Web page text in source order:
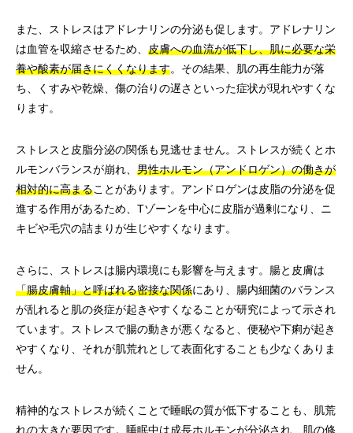
また、ストレスはアドレナリンの分泌も促します。アドレナリン
は血管を収縮させるため、 皮膚への血流が低下し、肌に必要な栄
養や酸素が届きにくくなります。その結果、肌の再生能力が落
ち、くすみや乾燥、傷の治りの遅さといった症状が現れやすくな
ります。
ストレスと皮脂分泌の関係も見逃せません。ストレスが続くとホ
ルモンバランスが崩れ、 男性ホルモン（アンドロゲン）の働きが
相対的に高まることがあります。アンドロゲンは皮脂の分泌を促
進する作用があるため、Tゾーンを中心に皮脂が過剰になり、ニ
キビや毛穴の詰まりが生じやすくなります。
さらに、ストレスは腸内環境にも影響を与えます。腸と皮膚は
「腸皮膚軸」と呼ばれる密接な関係にあり、腸内細菌のバランス
が乱れると肌の炎症が起きやすくなることが研究によって示され
ています。ストレスで腸の動きが悪くなると、便秘や下痢が起き
やすくなり、それが肌荒れとして表面化することも少なくありま
せん。
精神的なストレスが続くことで睡眠の質が低下することも、肌荒
れの大きな要因です。睡眠中は成長ホルモンが分泌され、肌の修